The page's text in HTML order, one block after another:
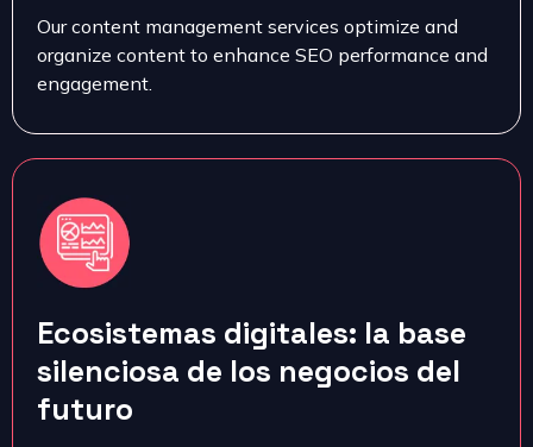
Our content management services optimize and
organize content to enhance SEO performance and
engagement.
Ecosistemas digitales: la base
silenciosa de los negocios del
futuro